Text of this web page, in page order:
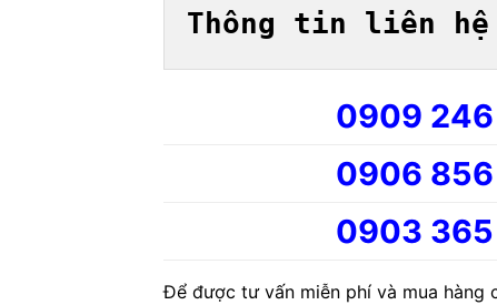
Thông tin liên hệ
0909 246
0906 856
0903 365
Để được tư vấn miễn phí và mua hàng